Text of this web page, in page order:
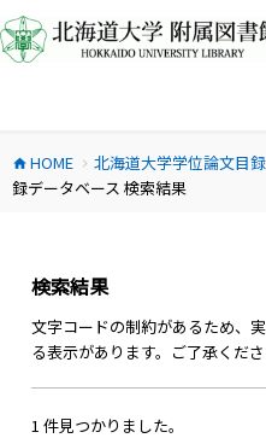
ン
テ
ス
キ
home HOME chevron_right 北海道大学学位論文目
録データベース 検索結果
検索結果
文字コードの制約があるため、
る表示があります。ご了承くださ
1 件見つかりました。